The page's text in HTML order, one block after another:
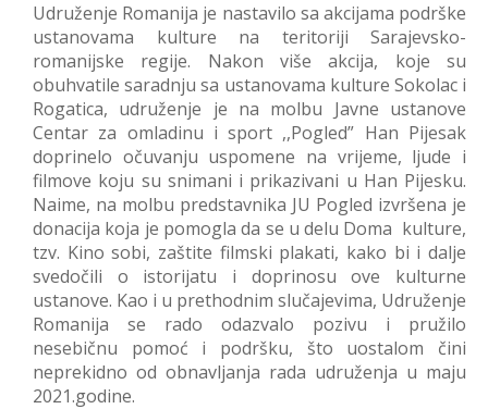
Udruženje Romanija je nastavilo sa akcijama podrške
ustanovama kulture na teritoriji Sarajevsko-
romanijske regije. Nakon više akcija, koje su
obuhvatile saradnju sa ustanovama kulture Sokolac i
Rogatica, udruženje je na molbu Javne ustanove
Centar za omladinu i sport ,,Pogled” Han Pijesak
doprinelo očuvanju uspomene na vrijeme, ljude i
filmove koju su snimani i prikazivani u Han Pijesku.
Naime, na molbu predstavnika JU Pogled izvršena je
donacija koja je pomogla da se u delu Doma kulture,
tzv. Kino sobi, zaštite filmski plakati, kako bi i dalje
svedočili o istorijatu i doprinosu ove kulturne
ustanove. Kao i u prethodnim slučajevima, Udruženje
Romanija se rado odazvalo pozivu i pružilo
nesebičnu pomoć i podršku, što uostalom čini
neprekidno od obnavljanja rada udruženja u maju
2021.godine.